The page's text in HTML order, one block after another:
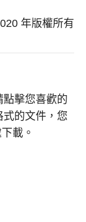
年版權所有
擊您喜歡的
的文件，您
載。